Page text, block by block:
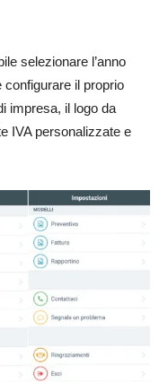
selezionare l’anno
il proprio
impresa, il logo da
IVA personalizzate e